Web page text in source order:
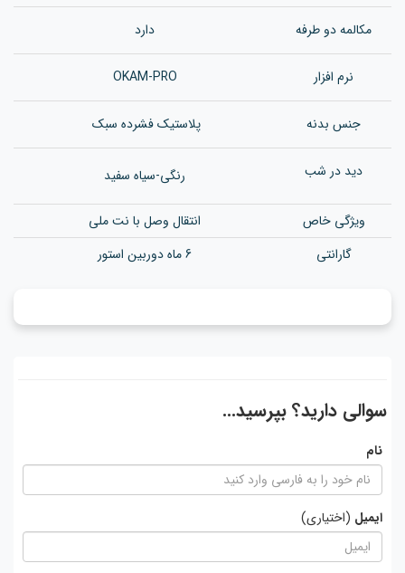
مکالمه دو طرفه دارد
نرم افزار OKAM-PRO
جنس بدنه پلاستیک فشرده سبک
دید در شب رنگی-سیاه سفید
ویژگی خاص
انتقال وصل با نت ملی
گارانتی
6 ماه دوربین استور
سوالی دارید؟ بپرسید...
نام
ایمیل (اختیاری)